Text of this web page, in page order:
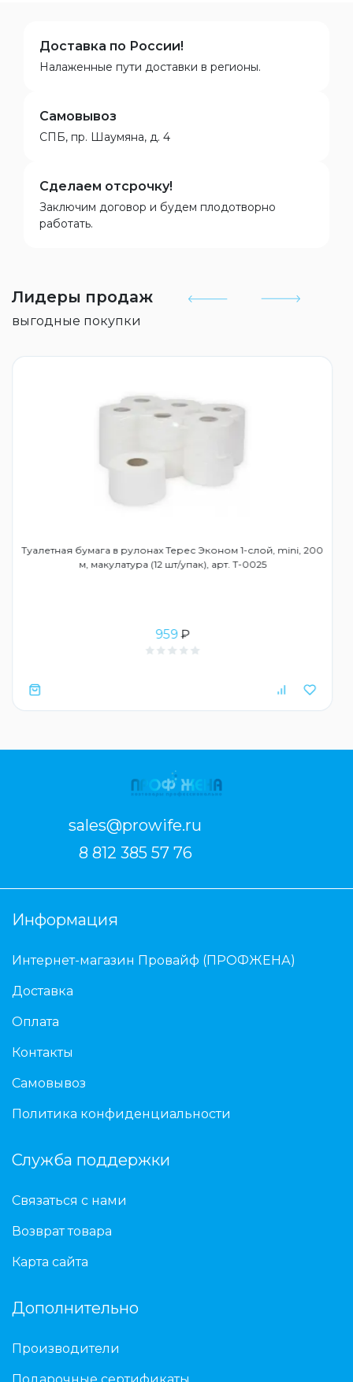
Доставка по России!
Налаженные пути доставки в регионы.
Самовывоз
СПБ, пр. Шаумяна, д. 4
Сделаем отсрочку!
Заключим договор и будем плодотворно
работать.
Лидеры продаж
выгодные покупки
Туалетная бумага в рулонах Терес Эконом 1-слой, mini, 200
м, макулатура (12 шт/упак), арт. Т-0025
959₽
sales@prowife.ru
8 812 385 57 76
Информация
Интернет-магазин Провайф (ПРОФЖЕНА)
Доставка
Оплата
Контакты
Самовывоз
Политика конфиденциальности
Служба поддержки
Связаться с нами
Возврат товара
Карта сайта
Дополнительно
Производители